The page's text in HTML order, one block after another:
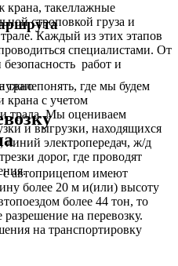
крана, такеллажные
строповкой груза и
Каждый из этих этапов
специалистами. От
безопасность работ и
понять, где мы будем
крана с учетом
и трала. Мы оцениваем
и выгрузки, находящихся
электропередач, ж/д
дорог, где проводят
с автоприцепом имеют
более 20 м и(или) высоту
более 44 тон, то
на перевозку.
на транспортировку